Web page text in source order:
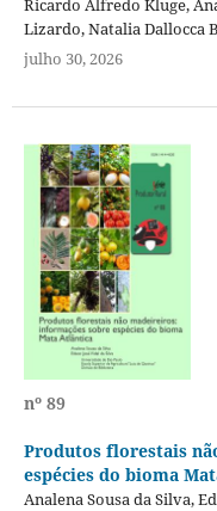
Ricardo Alfredo Kluge,
Lizardo, Natalia Dallocca
julho 30, 2026
nº 89
Produtos florestais
espécies do bioma
Analena Sousa da Silva,